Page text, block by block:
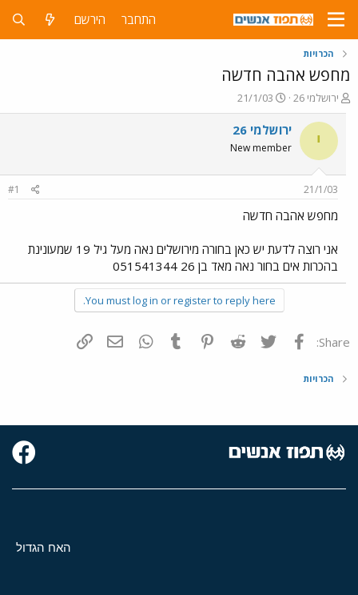
התחבר הירשם
הכרויות
מחפש אהבה חדשה
פ
ו
ת
ח
ה
ש
א
ירושלמי 26
פ
ו
ר
ם
ר
21/1/03
י ירושלמי 26
New member
21/1/03
#1
מחפש אהבה חדשה
אני רוצה לדעת יש כאן בחורה מירושלים נאה מעל גיל 19 שמעונינת
בהכרות אים בחור נאה מאד בן 26 051541344
You must log in or register to reply here.
Share: פייסבוק Twitter
Reddit
Pinterest
Tumblr
WhatsAppדואר אלקטרוני
הכרויות
האח הגדול